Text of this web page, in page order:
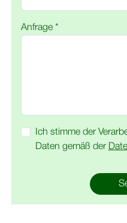
Anfrage *
Ich stimme der
Daten gemäß der